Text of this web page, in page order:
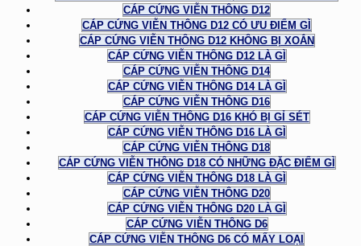
CÁP CỨNG VIỄN THÔNG D12
CÁP CỨNG VIỄN THÔNG D12 CÓ ƯU ĐIỂM GÌ
CÁP CỨNG VIỄN THÔNG D12 KHÔNG BỊ XOẮN
CÁP CỨNG VIỄN THÔNG D12 LÀ GÌ
CÁP CỨNG VIỄN THÔNG D14
CÁP CỨNG VIỄN THÔNG D14 LÀ GÌ
CÁP CỨNG VIỄN THÔNG D16
CÁP CỨNG VIỄN THÔNG D16 KHÓ BỊ GỈ SÉT
CÁP CỨNG VIỄN THÔNG D16 LÀ GÌ
CÁP CỨNG VIỄN THÔNG D18
CÁP CỨNG VIỄN THÔNG D18 CÓ NHỮNG ĐẶC ĐIỂM GÌ
CÁP CỨNG VIỄN THÔNG D18 LÀ GÌ
CÁP CỨNG VIỄN THÔNG D20
CÁP CỨNG VIỄN THÔNG D20 LÀ GÌ
CÁP CỨNG VIỄN THÔNG D6
CÁP CỨNG VIỄN THÔNG D6 CÓ MẤY LOẠI